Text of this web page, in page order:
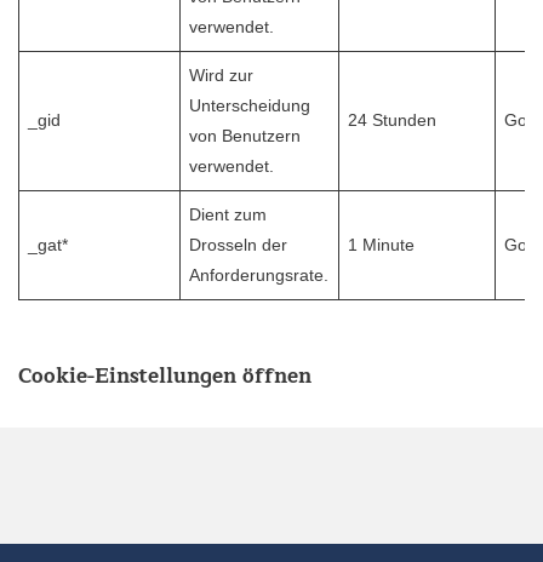
verwendet.
_gid
Wird zur
Unterscheidung
von Benutzern
verwendet.
24 Stunden
_gat*
Dient zum
Drosseln der
Anforderungsrate.
1 Minute
Cookie-Einstellungen öffnen